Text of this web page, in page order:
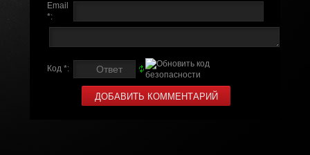
Email
*:
Код *: